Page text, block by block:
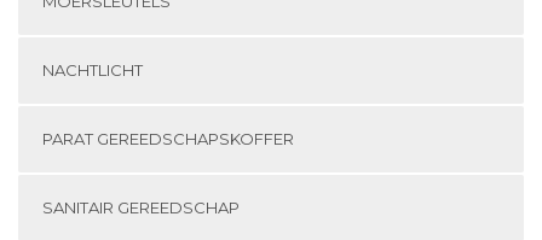
NACHTLICHT
PARAT GEREEDSCHAPSKOFFER
SANITAIR GEREEDSCHAP